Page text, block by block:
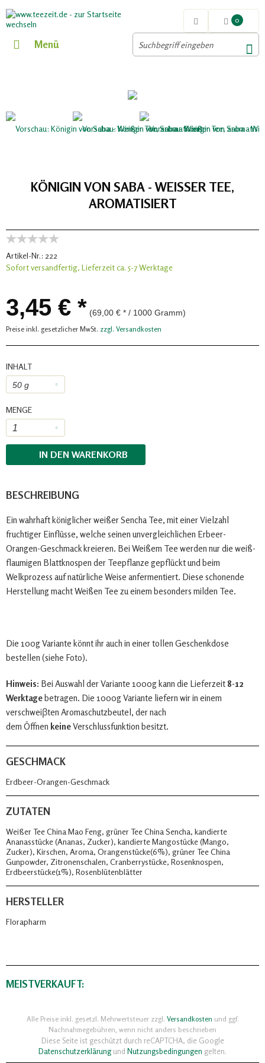
0
Menü
KÖNIGIN VON SABA - WEISSER TEE, A
ROMATISIERT
Artikel-Nr.: 222
Sofort versandfertig, Lieferzeit ca. 5-7 Werktage
3,45 € * (69,00 € * / 1000 Gramm)
Preise inkl. gesetzlicher MwSt. zzgl. Versandkosten
INHALT
MENGE
IN DEN WARENKORB
BESCHREIBUNG
Ein wahrhaft königlicher weißer Sencha Tee, mit einer Vielzahl
fruchtiger Einflüsse, welche seinen unvergleichlichen Erbeer-
Orangen-Geschmack kreieren. Bei Weißem Tee werden nur die weiß-
flaumigen Blattknospen der Teepflanze gepflückt und beim
Welkprozess auf natürliche Weise anfermentiert. Diese schonende
Herstellung macht Weißen Tee zu einem besonders milden Tee.
Die 100g Variante könnt ihr auch in einer tollen Geschenkdose
bestellen (siehe Foto).
Hinweis: Bei Auswahl der Variante 1000g kann die Lieferzeit 8-12
Werktagebetragen. Die 1000g Variante liefern wir in einem
verschweiβten Aromaschutzbeutel, der nach
dem Öffnen keineVerschlussfunktion besitzt.
GESCHMACK
Erdbeer-Orangen-Geschmack
ZUTATEN
Weißer Tee China Mao Feng, grüner Tee China Sencha, kandierte
Ananasstücke (Ananas, Zucker), kandierte Mangostücke (Mango,
Zucker), Kirschen, Aroma, Orangenstücke(6%), grüner Tee China
Gunpowder, Zitronenschalen, Cranberrystücke, Rosenknospen,
Erdbeerstücke(1%), Rosenblütenblätter
HERSTELLER
Florapharm
MEISTVERKAUFT:
Alle Preise inkl. gesetzl. Mehrwertsteuer zzgl. Versandkosten und ggf.
Nachnahmegebühren, wenn nicht anders beschrieben
Diese Seite ist geschützt durch reCAPTCHA, die Google
Datenschutzerklärungund Nutzungsbedingungen gelten.